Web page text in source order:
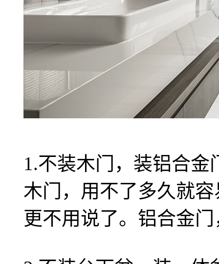
1.不装木门，装铝合金
木门，用不了多久就
更不用说了。铝合金